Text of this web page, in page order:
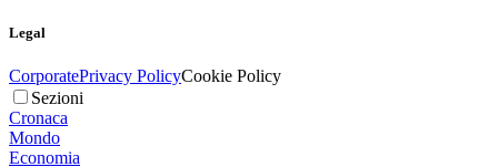
Legal
CorporatePrivacy PolicyCookie Policy
Sezioni
Cronaca
Mondo
Economia